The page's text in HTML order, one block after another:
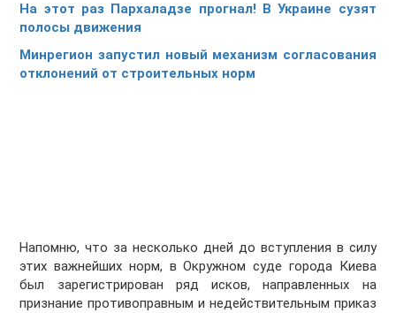
На этот раз Пархаладзе прогнал! В Украине сузят
полосы движения
Минрегион запустил новый механизм согласования
отклонений от строительных норм
Напомню, что за несколько дней до вступления в силу
этих важнейших норм, в Окружном суде города Киева
был зарегистрирован ряд исков, направленных на
признание противоправным и недействительным приказ